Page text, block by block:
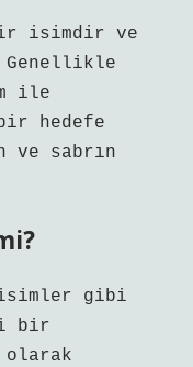
isimdir ve
Genellikle
ile
hedefe
ve sabrın
isimler gibi
bir
olarak